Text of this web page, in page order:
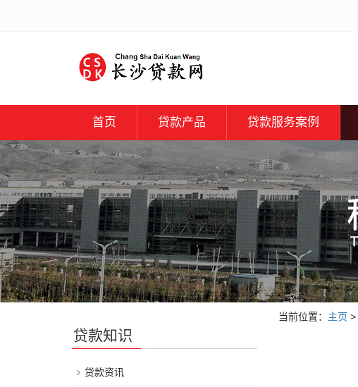
首页 贷款产品 贷款服务案例
当前位置： 主页 >
贷款知识
贷款资讯